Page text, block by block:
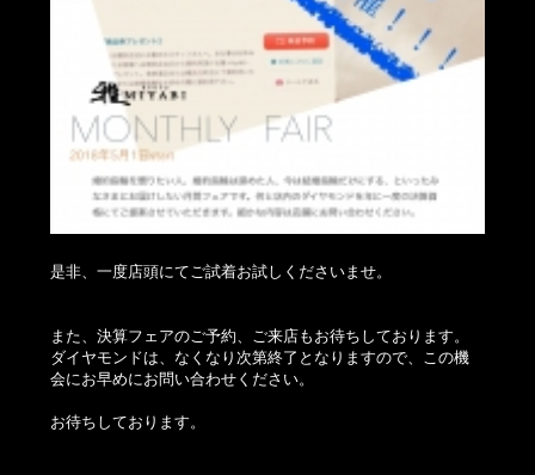
是非、一度店頭にてご試着お試しくださいませ。
また、決算フェアのご予約、ご来店もお待ちしております。
ダイヤモンドは、なくなり次第終了となりますので、この機
会にお早めにお問い合わせください。
お待ちしております。